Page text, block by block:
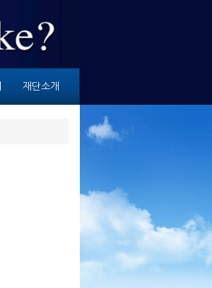
재단소개